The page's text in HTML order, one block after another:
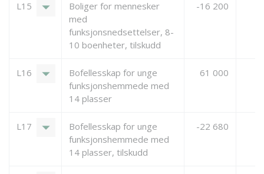
L15 arrow_drop_down
Boliger for mennesker
med
funksjonsnedsettelser, 8-
10 boenheter, tilskudd
-16 200
L16 arrow_drop_down
Bofellesskap for unge
funksjonshemmede med
14 plasser
61 000
L17 arrow_drop_down
Bofellesskap for unge
funksjonshemmede med
14 plasser, tilskudd
-22 680